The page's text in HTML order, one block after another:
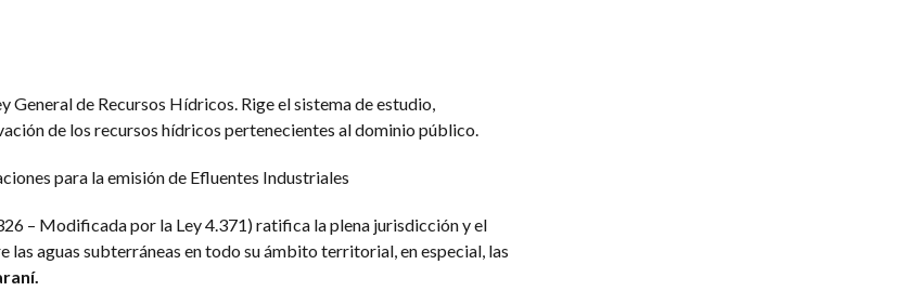
General de Recursos Hídricos. Rige el sistema de estudio,
de los recursos hídricos pertenecientes al dominio público.
para la emisión de Efluentes Industriales
– Modificada por la Ley 4.371) ratifica la plena jurisdicción y el
aguas subterráneas en todo su ámbito territorial, en especial, las
.